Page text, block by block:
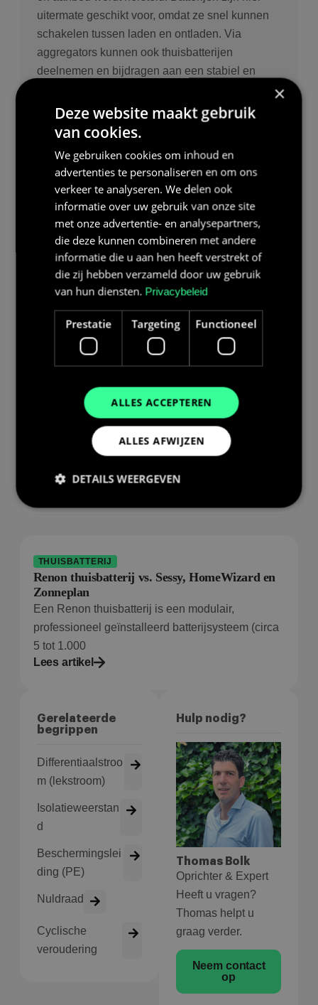
uitermate geschikt voor, omdat ze snel kunnen
schakelen tussen laden en ontladen. Via
aggregators kunnen ook thuisbatterijen
deelnemen en bijdragen aan een stabiel en
DISCLAIMER
De informatie in onze kennisbank is bedoeld om
u te informeren en is gebaseerd op onze
ervaring binnen de energiesector. Deze inhoud
vervangt geen persoonlijk advies. Voor
specifieke vragen of een voorstel op maat kunt u
steeds contact opnemen met Bolk Energy
Gerelateerde begrippen
THUISBATTERIJ
Thuisbatterij combineren met een warmtepomp
Een thuisbatterij en een warmtepomp versterken
Lees artikel
THUISBATTERIJ
Renon thuisbatterij vs. Sessy, HomeWizard en
Zonneplan
Een Renon thuisbatterij is een modulair,
professioneel geïnstalleerd batterijsysteem (circa
5 tot 1.000
Lees artikel
Gerelateerde
begrippen
Differentiaalstroo
m (lekstroom)
Isolatieweerstan
d
Beschermingslei
ding (PE)
Nuldraad
Cyclische
veroudering
Hulp nodig?
Thomas Bolk
Oprichter & Expert
Heeft u vragen?
Thomas helpt u
graag verder.
Neem contact
op
×
Deze website maakt gebruik
van cookies.
We gebruiken cookies om inhoud en
advertenties te personaliseren en om ons
verkeer te analyseren. We delen ook
informatie over uw gebruik van onze site
met onze advertentie- en analysepartners,
die deze kunnen combineren met andere
informatie die u aan hen heeft verstrekt of
die zij hebben verzameld door uw gebruik
van hun diensten. Privacybeleid
Prestatie Targeting Functioneel
ALLES ACCEPTEREN
ALLES AFWIJZEN
DETAILS WEERGEVEN
Prestatiecookies worden gebruikt om te zien hoe
bezoekers de website gebruiken, bijv. analytische
cookies. Deze cookies kunnen niet worden gebruikt
om een bepaalde bezoeker direct te identificeren.
Naam
bolk.energy
Google Privacy Policy